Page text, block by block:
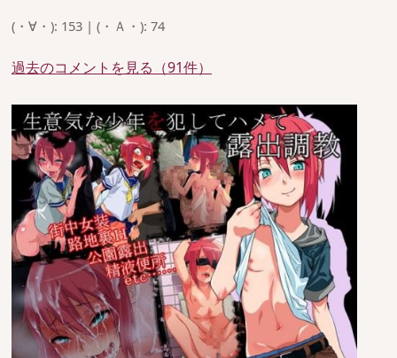
(・∀・): 153 | (・Ａ・): 74
過去のコメントを見る（91件）